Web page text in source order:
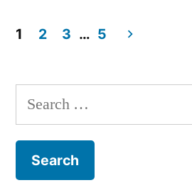
10
navigation
1 2 3 … 5
Search
for: